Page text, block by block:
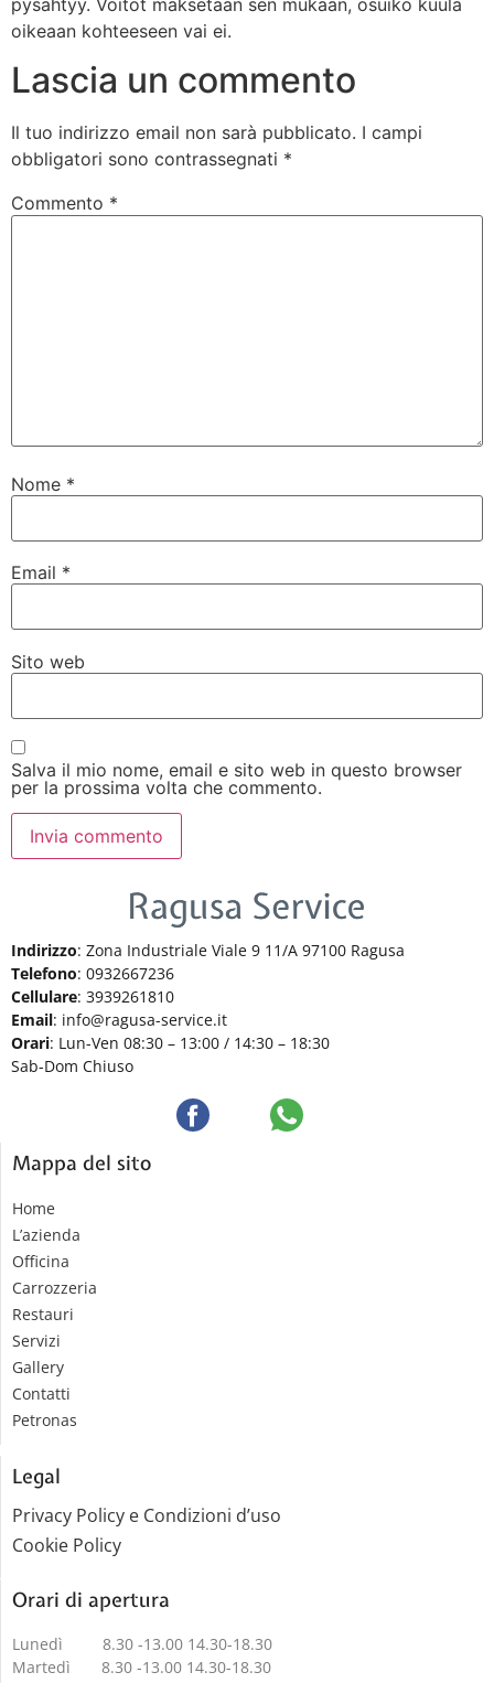
oikeaan kohteeseen vai ei.
Lascia un commento
Il tuo indirizzo email non sarà pubblicato. I campi
obbligatori sono contrassegnati *
Commento *
Nome *
Email *
Sito web
Salva il mio nome, email e sito web in questo browser
per la prossima volta che commento.
Indirizzo: Zona Industriale Viale 9 11/A 97100 Ragusa
Telefono: 0932667236
Cellulare: 3939261810
Email: info@ragusa-service.it
Orari: Lun-Ven 08:30 – 13:00 / 14:30 – 18:30
Sab-Dom Chiuso
Mappa del sito
Home
L’azienda
Officina
Carrozzeria
Restauri
Servizi
Gallery
Contatti
Petronas
Legal
Privacy Policy e Condizioni d’uso
Cookie Policy
Orari di apertura
Lunedì 8.30 -13.00 14.30-18.30
Martedì 8.30 -13.00 14.30-18.30